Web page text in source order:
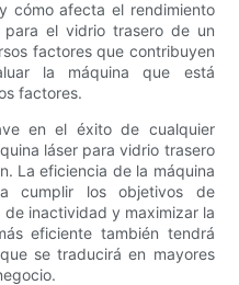
cómo afecta el rendimiento
el vidrio trasero de un
factores que contribuyen
la máquina que está
factores.
en el éxito de cualquier
láser para vidrio trasero
La eficiencia de la máquina
cumplir los objetivos de
inactividad y maximizar la
eficiente también tendrá
se traducirá en mayores